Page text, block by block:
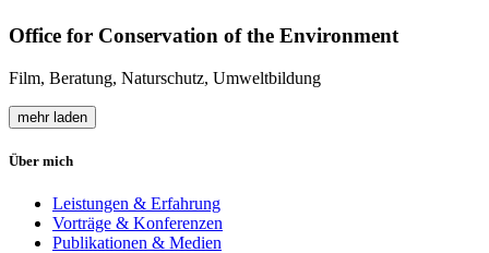
Office for Conservation of the Environment
Film, Beratung, Naturschutz, Umweltbildung
mehr laden
Über mich
Leistungen & Erfahrung
Vorträge & Konferenzen
Publikationen & Medien